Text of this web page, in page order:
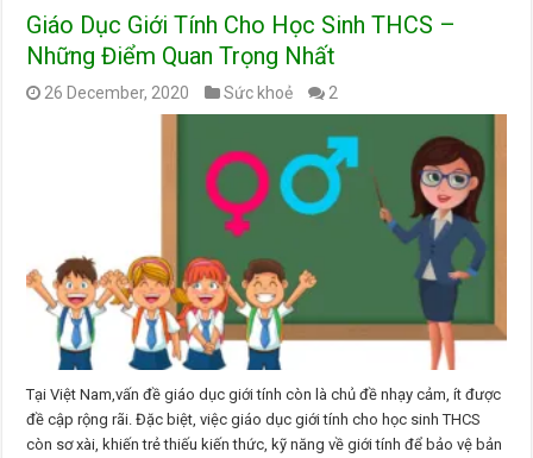
Giáo Dục Giới Tính Cho Học Sinh THCS –
Những Điểm Quan Trọng Nhất
26 December, 2020 Sức khoẻ 2
Tại Việt Nam,vấn đề giáo dục giới tính còn là chủ đề nhạy cảm, ít được
đề cập rộng rãi. Đặc biệt, việc giáo dục giới tính cho học sinh THCS
còn sơ xài, khiến trẻ thiếu kiến thức, kỹ năng về giới tính để bảo vệ bản